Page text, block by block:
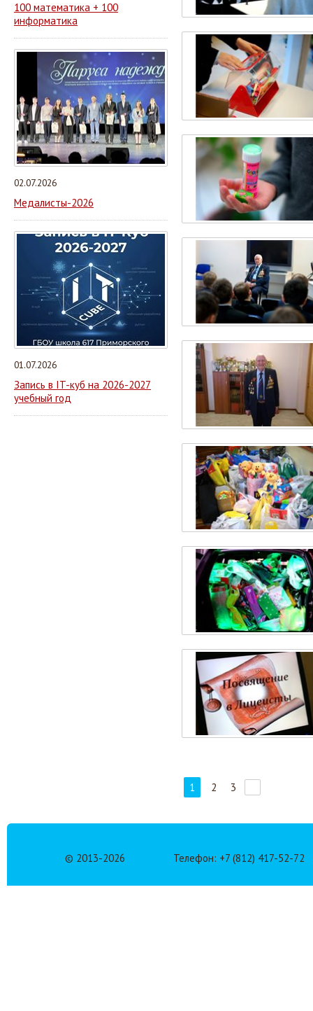
100 математика + 100
информатика
02.07.2026
Медалисты-2026
01.07.2026
Запись в IT-куб на 2026-2027
учебный год
1 2 3
© 2013-2026 Телефон: +7 (812) 417-52-72